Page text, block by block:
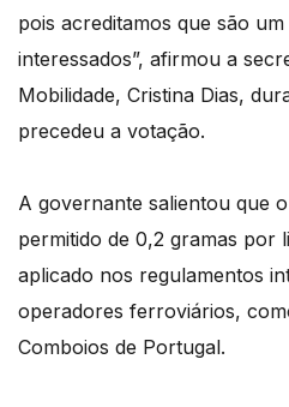
pois acreditamos que são
interessados”, afirmou a
Mobilidade, Cristina Dias,
precedeu a votação.
A governante salientou que
permitido de 0,2 gramas por
aplicado nos regulamentos
operadores ferroviários,
Comboios de Portugal.